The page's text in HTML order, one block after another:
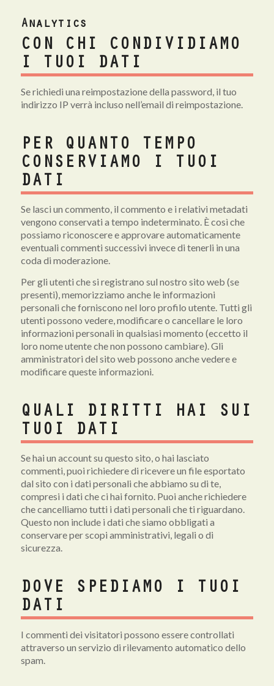
Analytics
CON CHI CONDIVIDIAMO
I TUOI DATI
Se richiedi una reimpostazione della password, il tuo
indirizzo IP verrà incluso nell’email di reimpostazione.
PER QUANTO TEMPO
CONSERVIAMO I TUOI
DATI
Se lasci un commento, il commento e i relativi metadati
vengono conservati a tempo indeterminato. È così che
possiamo riconoscere e approvare automaticamente
eventuali commenti successivi invece di tenerli in una
coda di moderazione.
Per gli utenti che si registrano sul nostro sito web (se
presenti), memorizziamo anche le informazioni
personali che forniscono nel loro profilo utente. Tutti gli
utenti possono vedere, modificare o cancellare le loro
informazioni personali in qualsiasi momento (eccetto il
loro nome utente che non possono cambiare). Gli
amministratori del sito web possono anche vedere e
modificare queste informazioni.
QUALI DIRITTI HAI SUI
TUOI DATI
Se hai un account su questo sito, o hai lasciato
commenti, puoi richiedere di ricevere un file esportato
dal sito con i dati personali che abbiamo su di te,
compresi i dati che ci hai fornito. Puoi anche richiedere
che cancelliamo tutti i dati personali che ti riguardano.
Questo non include i dati che siamo obbligati a
conservare per scopi amministrativi, legali o di
sicurezza.
DOVE SPEDIAMO I TUOI
DATI
I commenti dei visitatori possono essere controllati
attraverso un servizio di rilevamento automatico dello
spam.